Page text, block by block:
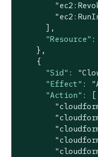
      ],
"Resource" :
    },
    {
"Sid" :
"Effect" :
"Action" : [